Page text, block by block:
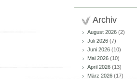
Archiv
August 2026 (2)
Juli 2026 (7)
Juni 2026 (10)
Mai 2026 (10)
April 2026 (13)
März 2026 (17)